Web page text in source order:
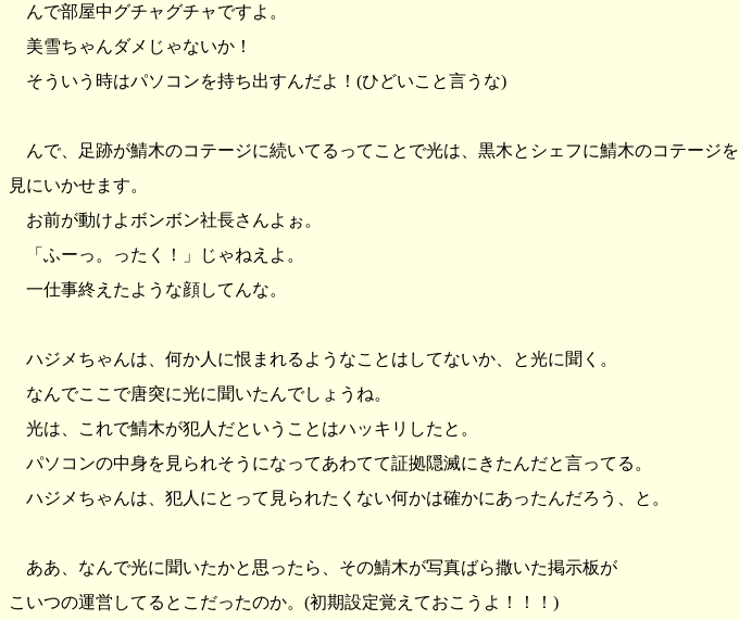
んで部屋中グチャグチャですよ。
美雪ちゃんダメじゃないか！
そういう時はパソコンを持ち出すんだよ！(ひどいこと言うな)
んで、足跡が鯖木のコテージに続いてるってことで光は、黒木とシェフに鯖木のコテージを
見にいかせます。
お前が動けよボンボン社長さんよぉ。
「ふーっ。ったく！」じゃねえよ。
一仕事終えたような顔してんな。
ハジメちゃんは、何か人に恨まれるようなことはしてないか、と光に聞く。
なんでここで唐突に光に聞いたんでしょうね。
光は、これで鯖木が犯人だということはハッキリしたと。
パソコンの中身を見られそうになってあわてて証拠隠滅にきたんだと言ってる。
ハジメちゃんは、犯人にとって見られたくない何かは確かにあったんだろう、と。
ああ、なんで光に聞いたかと思ったら、その鯖木が写真ばら撒いた掲示板が
こいつの運営してるとこだったのか。(初期設定覚えておこうよ！！！)